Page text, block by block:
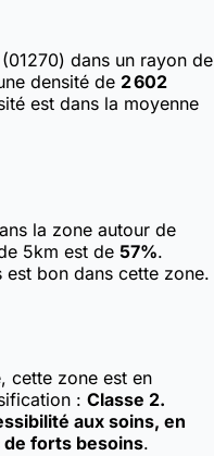
dans un rayon de
densité de 2 602
est dans la moyenne
la zone autour de
5km est de 57%.
bon dans cette zone.
cette zone est en
: Classe 2.
aux soins, en
forts besoins.